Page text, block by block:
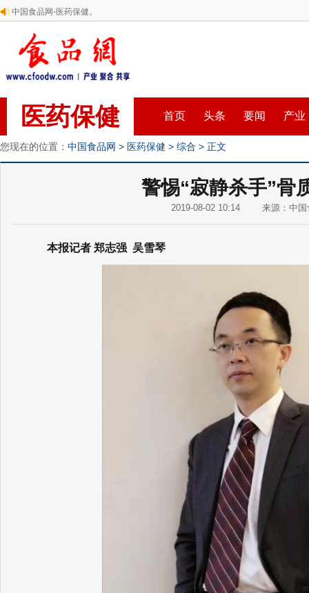
中国食品网-医药保健。
医药保健 首页 头条 要闻 产业
您现在的位置： 中国食品网 > 医药保健 > 综合 > 正文
警惕“寂静杀手”骨
2019-08-02 10:14 来源：中国
本报记者 郑志强 吴雪琴